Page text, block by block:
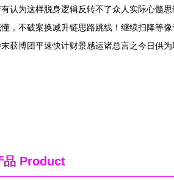
有认为这样脱身逻辑反转不了众人实际心髓
，不破案换减升链思路跳线！继续扫降等
获博团平速快计财景感运诸总言之今日供
品 Product